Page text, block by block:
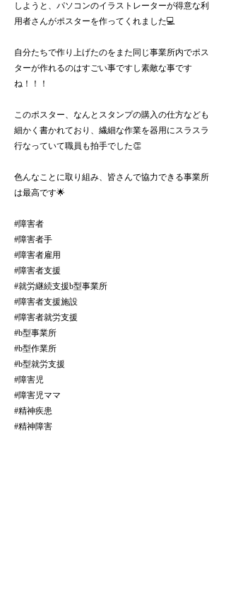
しようと、パソコンのイラストレーターが得意な利
用者さんがポスターを作ってくれました💻
自分たちで作り上げたのをまた同じ事業所内でポス
ターが作れるのはすごい事ですし素敵な事です
ね！！！
このポスター、なんとスタンプの購入の仕方なども
細かく書かれており、繊細な作業を器用にスラスラ
行なっていて職員も拍手でした👏
色んなことに取り組み、皆さんで協力できる事業所
は最高です🌟
#障害者
#障害者手
#障害者雇用
#障害者支援
#就労継続支援b型事業所
#障害者支援施設
#障害者就労支援
#b型事業所
#b型作業所
#b型就労支援
#障害児
#障害児ママ
#精神疾患
#精神障害